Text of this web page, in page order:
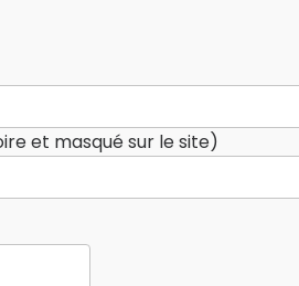
et masqué sur le site)